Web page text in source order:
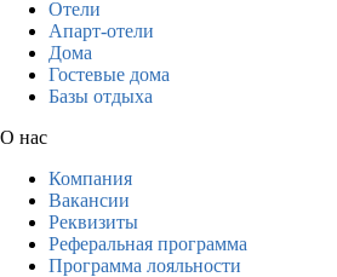
Отели
Апарт-отели
Дома
Гостевые дома
Базы отдыха
О нас
Компания
Вакансии
Реквизиты
Реферальная программа
Программа лояльности